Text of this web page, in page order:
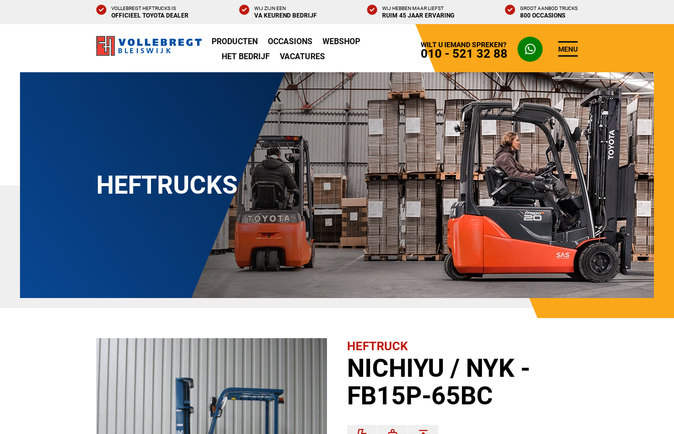
VOLLEBREGT HEFTRUCKS IS
OFFICIEEL TOYOTA DEALER
WIJ ZIJN EEN
VA KEUREND BEDRIJF
WIJ HEBBEN MAAR LIEFST
RUIM 45 JAAR ERVARING
GROOT AANBOD TRUCKS
800 OCCASIONS
PRODUCTEN OCCASIONS
WEBSHOP
HET BEDRIJF
VACATURES
WILT U IEMAND SPREKEN?
010 - 521 32 88 MENU
HEFTRUCKS
HEFTRUCK
NICHIYU / NYK -
FB15P-65BC